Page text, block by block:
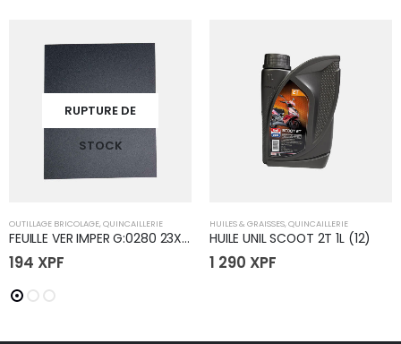
RUPTURE DE
STOCK
OUTILLAGE BRICOLAGE, QUINCAILLERIE
FEUILLE VER IMPER G:0280 23X28
194 XPF
HUILES & GRAISSES, QUINCAILLERIE
HUILE UNIL SCOOT 2T 1L (12)
1 290 XPF